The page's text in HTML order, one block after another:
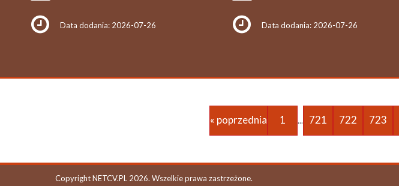
Data dodania: 2026-07-26 Data dodania: 2026-07-26
« poprzednia 1 ... 721 722 723
Copyright NETCV.PL 2026. Wszelkie prawa zastrzeżone.